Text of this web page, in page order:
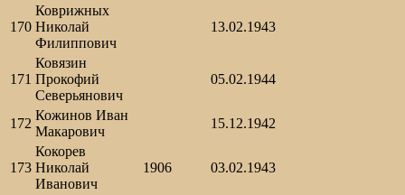
170
Коврижных
Николай
Филиппович
13.02.1943
171
Ковязин
Прокофий
Северьянович
05.02.1944
172
Кожинов Иван
Макарович
15.12.1942
173
Кокорев
Николай
Иванович
1906 03.02.1943